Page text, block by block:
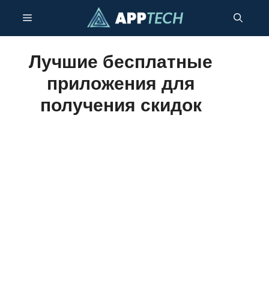
содержанию
Меню
Лучшие бесплатные
приложения для
получения скидок